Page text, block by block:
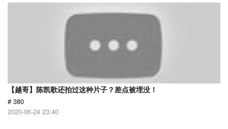
【越哥】陈凯歌还拍过这种片子？差点被埋没！
# 380
2020-06-24 23:40